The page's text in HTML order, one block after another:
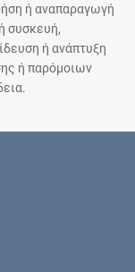
ή αναπαραγωγή
συσκευή,
ή ανάπτυξη
ή παρόμοιων